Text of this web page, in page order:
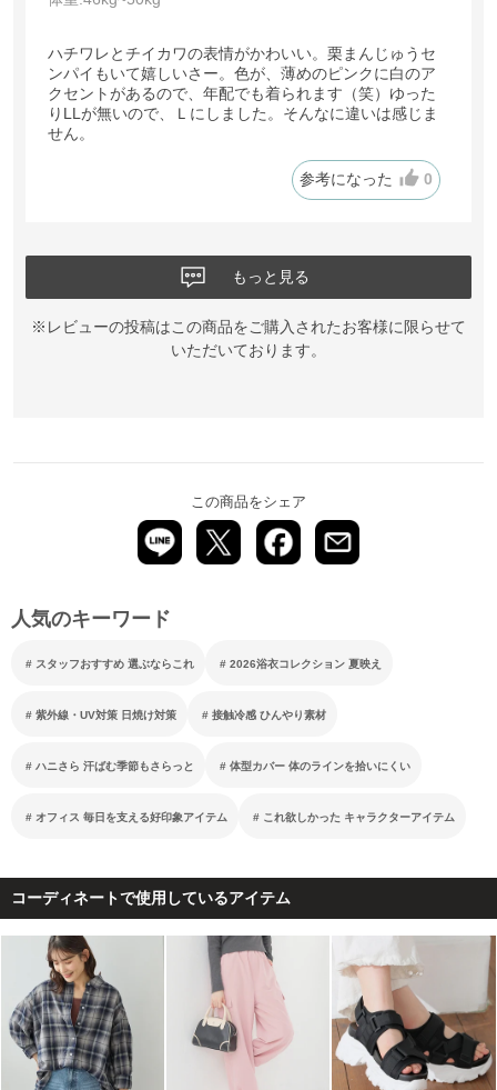
ハチワレとチイカワの表情がかわいい。栗まんじゅうセ
ンパイもいて嬉しいさー。色が、薄めのピンクに白のア
クセントがあるので、年配でも着られます（笑）ゆった
りLLが無いので、Ｌにしました。そんなに違いは感じま
せん。
参考になった 0
もっと見る
※レビューの投稿はこの商品をご購入されたお客様に限らせて
いただいております。
この商品をシェア
人気のキーワード
スタッフおすすめ 選ぶならこれ 2026浴衣コレクション 夏映え
紫外線・UV対策 日焼け対策 接触冷感 ひんやり素材
ハニさら 汗ばむ季節もさらっと 体型カバー 体のラインを拾いにくい
オフィス 毎日を支える好印象アイテム これ欲しかった キャラクターアイテム
コーディネートで使用しているアイテム